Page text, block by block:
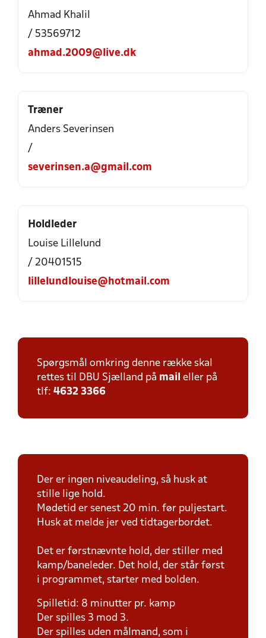
Ahmad Khalil
/ 53569712
ahmad.2009@live.dk
Træner
Anders Severinsen
/
severinsen.a@gmail.com
Holdleder
Louise Lillelund
/ 20401515
lillelundlouise@hotmail.com
Spørgsmål omkring denne række skal
rettes til DBU Sjælland på mail eller på
tlf: 4632 3366
Der er ingen niveaudeling, så husk at
stille lige hold.
Mødetid er senest 20 min. før puljestart.
Husk at melde jer ved tidtagerbordet.
Det er førstnævnte hold, der stiller med
kamp/baneleder. Det hold, der står først
i programmet, starter med bolden.
Spilletid: 8 minutter pr. kamp
Der spilles 3 mod 3.
Der spilles uden målmand, som i